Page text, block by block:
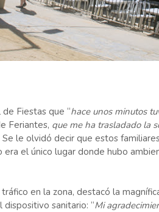
Fiestas que “hace unos minutos
Feriantes, que me ha trasladado la
Se le olvidó decir que estos
era el único lugar donde hubo
en la zona, destacó la
sanitario: “Mi